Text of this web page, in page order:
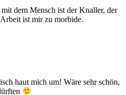
dem Mensch ist der Knaller, der
ist mir zu morbide.
haut mich um! Wäre sehr schön,